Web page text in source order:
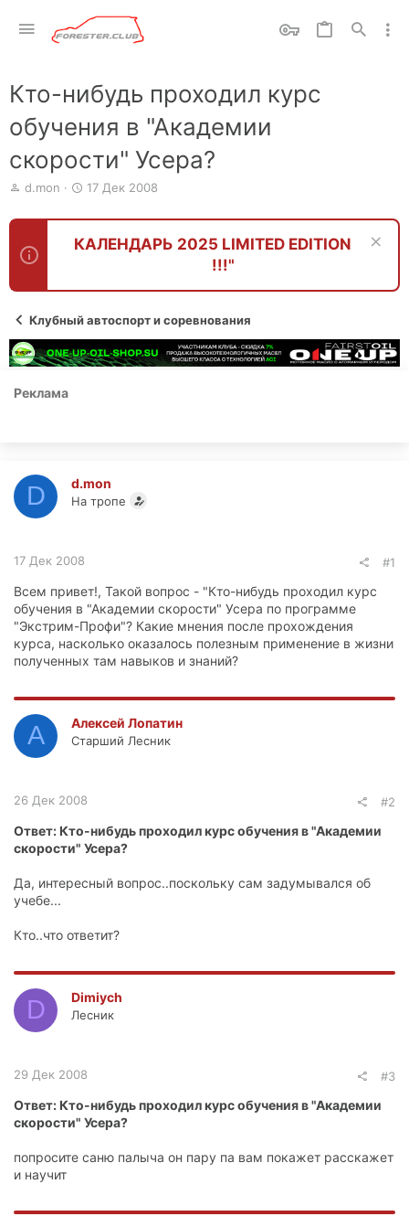
Кто-нибудь проходил курс
обучения в "Академии
скорости" Усера?
А
т
р
т
ы
d.mon
Д
т
а
н
л
17 Дек 2008
КАЛЕНДАРЬ 2025 LIMITED EDITION
!!!"
Клубный автоспорт и соревнования
Реклама
D d.mon
На тропе
17 Дек 2008 #1
Всем привет!, Такой вопрос - "Кто-нибудь проходил курс
обучения в "Академии скорости" Усера по программе
"Экстрим-Профи"? Какие мнения после прохождения
курса, насколько оказалось полезным применение в жизни
полученных там навыков и знаний?
А Алексей Лопатин
Старший Лесник
26 Дек 2008 #2
Ответ: Кто-нибудь проходил курс обучения в "Академии
скорости" Усера?
Да, интересный вопрос..поскольку сам задумывался об
учебе...
Кто..что ответит?
D Dimiych
Лесник
29 Дек 2008 #3
Ответ: Кто-нибудь проходил курс обучения в "Академии
скорости" Усера?
попросите саню палыча он пару па вам покажет расскажет
и научит